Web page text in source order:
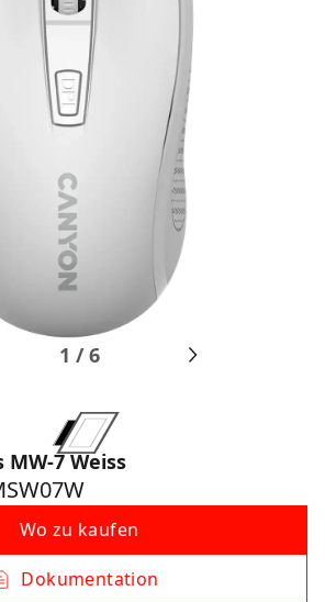
1 /6
MW-7 Weiss
Wo zu kaufen
Dokumentation